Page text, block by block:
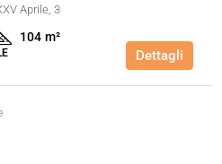
Aprile, 3
104 m²
Dettagli